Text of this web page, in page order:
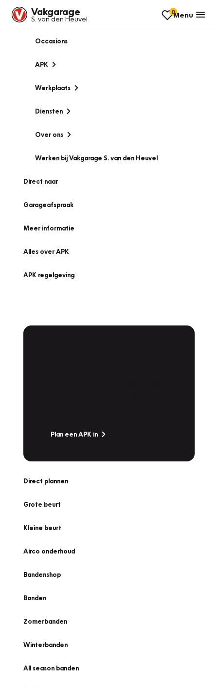
Vakgarage
S. van den Heuvel
0Menu
Occasions
APK
Werkplaats
Diensten
Over ons
Werken bij Vakgarage S. van den Heuvel
Direct naar
Garageafspraak
Meer informatie
Alles over APK
APK regelgeving
Plan een APK in
Direct plannen
Grote beurt
Kleine beurt
Airco onderhoud
Bandenshop
Banden
Zomerbanden
Winterbanden
All season banden